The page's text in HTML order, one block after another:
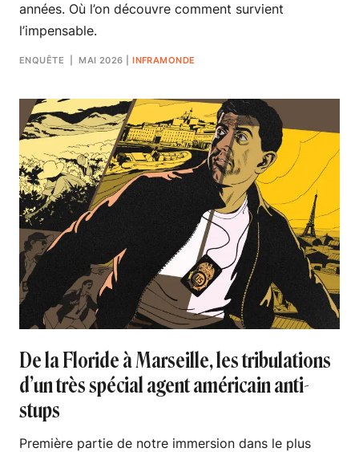
années. Où l’on découvre comment survient
l’impensable.
ENQUÊTE | MAI 2026 |INFRAMONDE
De la Floride à Marseille, les tribulations
d’un très spécial agent américain anti-
stups
Première partie de notre immersion dans le plus